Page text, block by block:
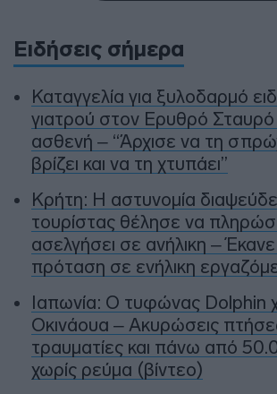
Ειδήσεις σήμερα
Καταγγελία για ξυλοδαρμό
γιατρού στον Ερυθρό Σταυρό
ασθενή – “Άρχισε να τη
βρίζει και να τη χτυπάει”
Κρήτη: Η αστυνομία
τουρίστας θέλησε να
ασελγήσει σε ανήλικη –
πρόταση σε ενήλικη
Ιαπωνία: Ο τυφώνας Dolphin
Οκινάουα – Ακυρώσεις
τραυματίες και πάνω από
χωρίς ρεύμα (βίντεο)